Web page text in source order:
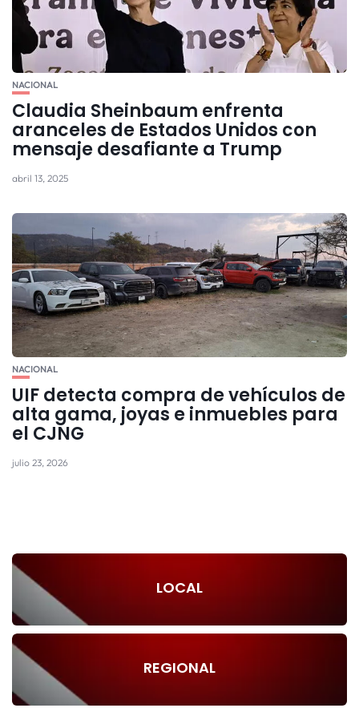
NACIONAL
Claudia Sheinbaum enfrenta
aranceles de Estados Unidos con
mensaje desafiante a Trump
abril 13, 2025
NACIONAL
UIF detecta compra de vehículos de
alta gama, joyas e inmuebles para
el CJNG
julio 23, 2026
LOCAL
REGIONAL